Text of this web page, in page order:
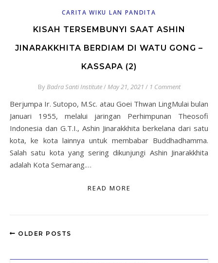
CARITA WIKU LAN PANDITA
KISAH TERSEMBUNYI SAAT ASHIN
JINARAKKHITA BERDIAM DI WATU GONG –
KASSAPA (2)
ByBadra Santi Institute/May 21, 2021 / 1 Comment
Berjumpa Ir. Sutopo, M.Sc. atau Goei Thwan LingMulai bulan
Januari 1955, melalui jaringan Perhimpunan Theosofi
Indonesia dan G.T.I., Ashin Jinarakkhita berkelana dari satu
kota, ke kota lainnya untuk membabar Buddhadhamma.
Salah satu kota yang sering dikunjungi Ashin Jinarakkhita
adalah Kota Semarang.…
READ MORE
OLDER POSTS